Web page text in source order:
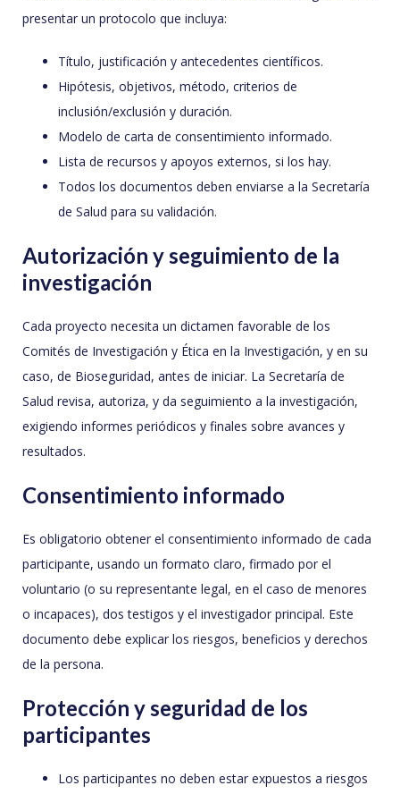
presentar un protocolo que incluya:
Título, justificación y antecedentes científicos.
Hipótesis, objetivos, método, criterios de
inclusión/exclusión y duración.
Modelo de carta de consentimiento informado.
Lista de recursos y apoyos externos, si los hay.
Todos los documentos deben enviarse a la Secretaría
de Salud para su validación.
Autorización y seguimiento de la
investigación
Cada proyecto necesita un dictamen favorable de los
Comités de Investigación y Ética en la Investigación, y en su
caso, de Bioseguridad, antes de iniciar. La Secretaría de
Salud revisa, autoriza, y da seguimiento a la investigación,
exigiendo informes periódicos y finales sobre avances y
resultados.
Consentimiento informado
Es obligatorio obtener el consentimiento informado de cada
participante, usando un formato claro, firmado por el
voluntario (o su representante legal, en el caso de menores
o incapaces), dos testigos y el investigador principal. Este
documento debe explicar los riesgos, beneficios y derechos
de la persona.
Protección y seguridad de los
participantes
Los participantes no deben estar expuestos a riesgos